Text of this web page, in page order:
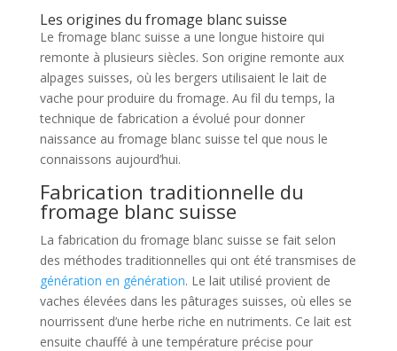
Les origines du fromage blanc suisse
Le fromage blanc suisse a une longue histoire qui
remonte à plusieurs siècles. Son origine remonte aux
alpages suisses, où les bergers utilisaient le lait de
vache pour produire du fromage. Au fil du temps, la
technique de fabrication a évolué pour donner
naissance au fromage blanc suisse tel que nous le
connaissons aujourd’hui.
Fabrication traditionnelle du
fromage blanc suisse
La fabrication du fromage blanc suisse se fait selon
des méthodes traditionnelles qui ont été transmises de
génération en génération. Le lait utilisé provient de
vaches élevées dans les pâturages suisses, où elles se
nourrissent d’une herbe riche en nutriments. Ce lait est
ensuite chauffé à une température précise pour